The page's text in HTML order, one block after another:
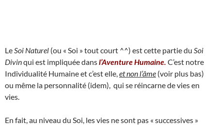
Le Soi Naturel (ou « Soi » tout court ^^) est cette partie du Soi
Divinqui est impliquée dansl’Aventure Humaine. C’est notre
Individualité Humaine et c’est elle, et non l’âme (voir plus bas)
ou même la personnalité (idem), qui se réincarne de vies en
vies.
En fait, au niveau du Soi, les vies ne sont pas « successives »